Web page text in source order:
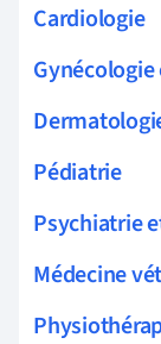
Cardiologie
Pédiatrie
Psychiatrie
Médecine